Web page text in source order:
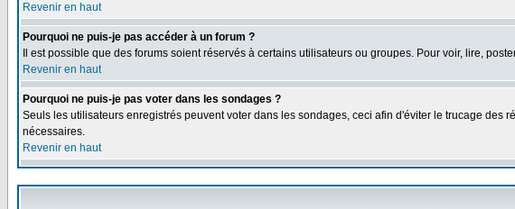
Revenir en haut
Pourquoi ne puis-je pas accéder à un forum ?
Il est possible que des forums soient réservés à certains utilisateurs ou groupes. Pour voir, lire,
Revenir en haut
Pourquoi ne puis-je pas voter dans les sondages ?
Seuls les utilisateurs enregistrés peuvent voter dans les sondages, ceci afin d'éviter le trucage des
nécessaires.
Revenir en haut